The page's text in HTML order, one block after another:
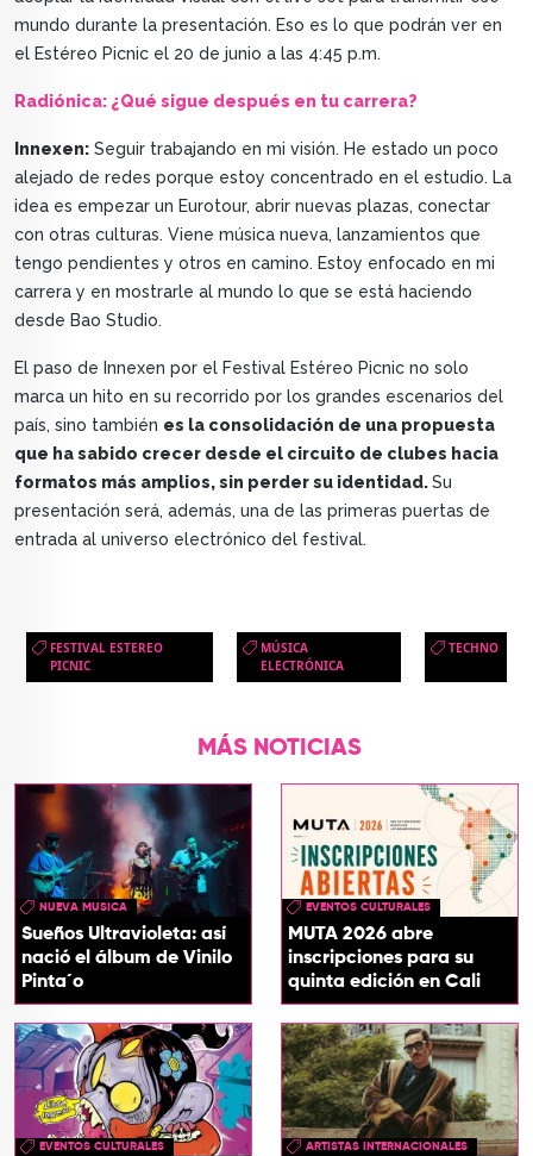
mundo durante la presentación. Eso es lo que podrán ver en
el Estéreo Picnic el 20 de junio a las 4:45 p.m.
Radiónica: ¿Qué sigue después en tu carrera?
Innexen: Seguir trabajando en mi visión. He estado un poco
alejado de redes porque estoy concentrado en el estudio. La
idea es empezar un Eurotour, abrir nuevas plazas, conectar
con otras culturas. Viene música nueva, lanzamientos que
tengo pendientes y otros en camino. Estoy enfocado en mi
carrera y en mostrarle al mundo lo que se está haciendo
desde Bao Studio.
El paso de Innexen por el Festival Estéreo Picnic no solo
marca un hito en su recorrido por los grandes escenarios del
país, sino también es la consolidación de una propuesta
que ha sabido crecer desde el circuito de clubes hacia
formatos más amplios, sin perder su identidad.Su
presentación será, además, una de las primeras puertas de
entrada al universo electrónico del festival.
FESTIVAL ESTEREO
PICNIC
MÚSICA
ELECTRÓNICA
TECHNO
MÁS NOTICIAS
NUEVA MUSICA
Sueños Ultravioleta: así
nació el álbum de Vinilo
Pinta´o
EVENTOS CULTURALES
MUTA 2026 abre
inscripciones para su
quinta edición en Cali
EVENTOS CULTURALES ARTISTAS INTERNACIONALES